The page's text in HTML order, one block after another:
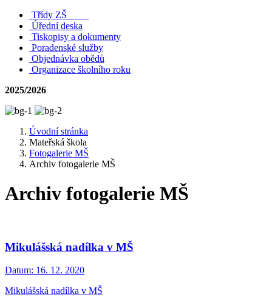
Třídy ZŠ
Úřední deska
Tiskopisy a dokumenty
Poradenské služby
Objednávka obědů
Organizace školního roku
2025/2026
Úvodní stránka
Mateřská škola
Fotogalerie MŠ
Archiv fotogalerie MŠ
Archiv fotogalerie MŠ
Mikulášská nadílka v MŠ
Datum: 16. 12. 2020
Mikulášská nadílka v MŠ